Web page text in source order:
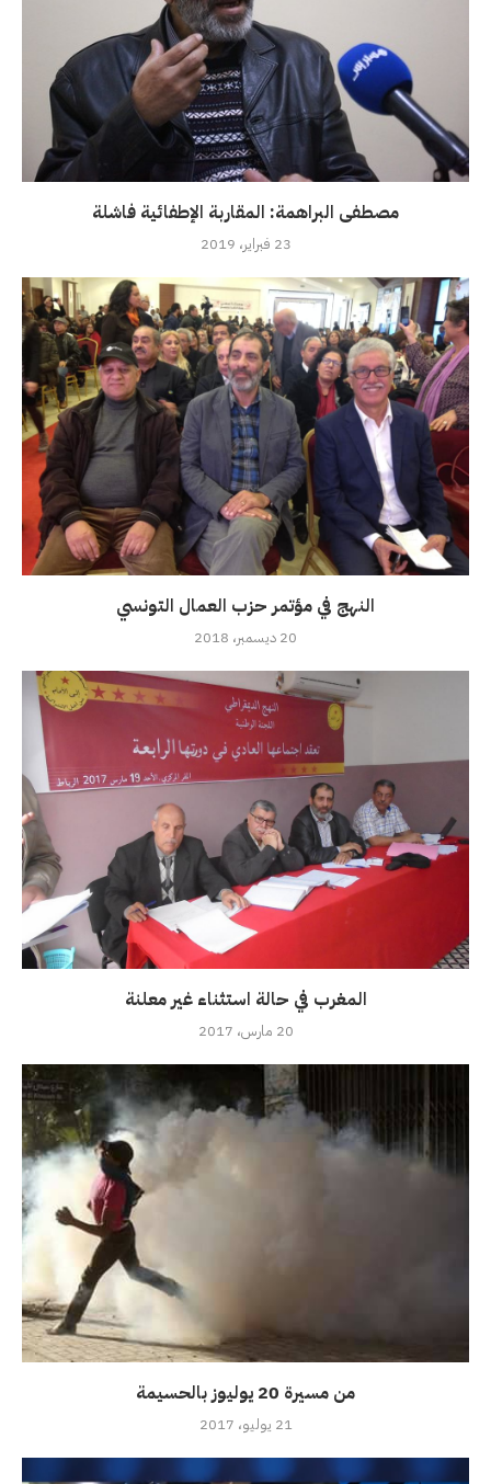
مصطفى البراهمة: المقاربة الإطفائية فاشلة
23 فبراير، 2019
النهج في مؤتمر حزب العمال التونسي
20 ديسمبر، 2018
المغرب في حالة استثناء غير معلنة
20 مارس، 2017
من مسيرة 20 يوليوز بالحسيمة
21 يوليو، 2017